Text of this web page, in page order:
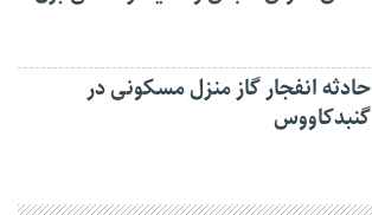
حادثه انفجار گاز منزل مسکونی در
گنبدکاووس